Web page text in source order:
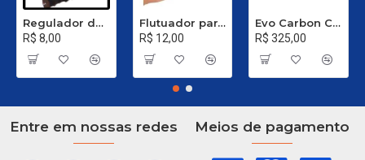
Regulador de Chumbada STOP Nº 1
R$ 8,00
Flutuador para Salsicha Nº 9
R$ 12,00
Evo Carbon C 661 XH - 40 a 80 Libras
R$ 325,00
Entre em nossas redes Meios de pagamento